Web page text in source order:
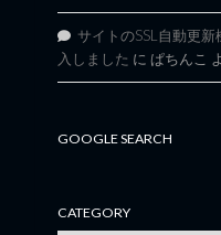
サイトのSSL自動更
入しました に ぱちんこ
GOOGLE SEARCH
CATEGORY